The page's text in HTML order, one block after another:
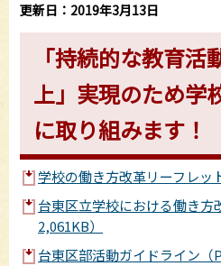
更新日：2019年3月13日
「持続的な教育
上」実現のため学
に取り組みます！
学校の働き方改革リーフレッ
台東区立学校における働き方
2,061KB）
台東区部活動ガイドライン（